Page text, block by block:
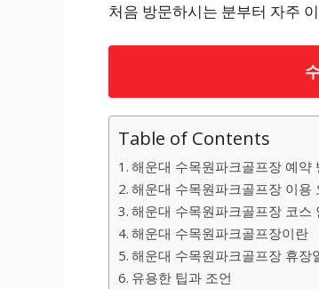
처음 방문하시는 분부터 자주
Table of Contents
해운대 수목원파크골프장 예약
해운대 수목원파크골프장 이용
해운대 수목원파크골프장 코스
해운대 수목원파크골프장이란
해운대 수목원파크골프장 휴장
유용한 팁과 조언